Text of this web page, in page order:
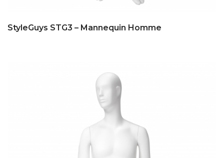
StyleGuys STG3 – Mannequin Homme